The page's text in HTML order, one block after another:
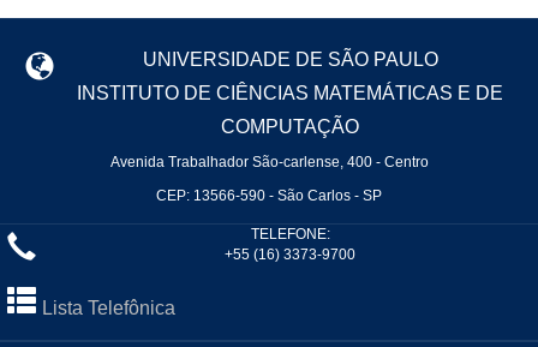
UNIVERSIDADE DE SÃO PAULO
INSTITUTO DE CIÊNCIAS MATEMÁTICAS E DE
COMPUTAÇÃO
Avenida Trabalhador São-carlense, 400 - Centro
CEP: 13566-590 - São Carlos - SP
TELEFONE:
+55 (16) 3373-9700
Lista Telefônica